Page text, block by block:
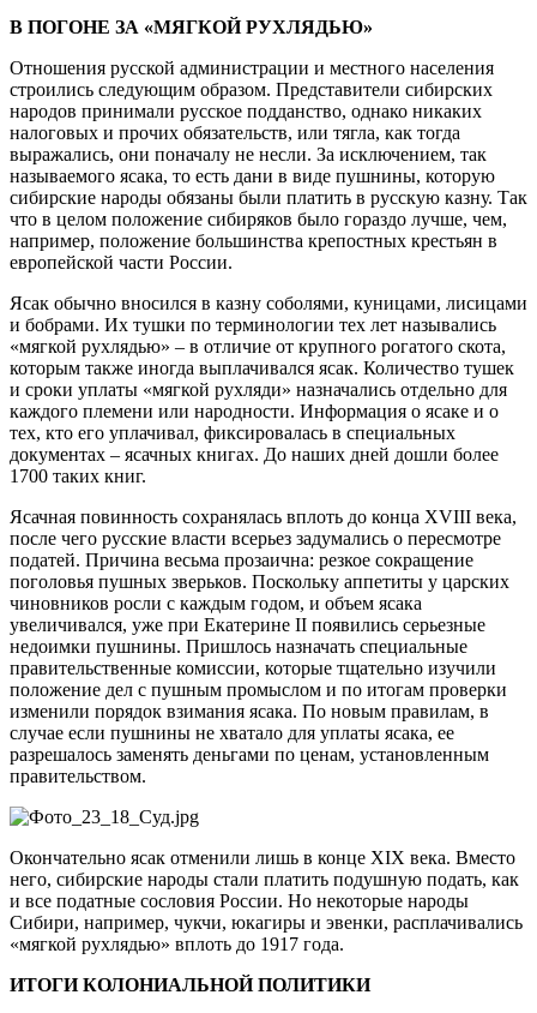
В ПОГОНЕ ЗА «МЯГКОЙ РУХЛЯДЬЮ»
Отношения русской администрации и местного населения
строились следующим образом. Представители сибирских
народов принимали русское подданство, однако никаких
налоговых и прочих обязательств, или тягла, как тогда
выражались, они поначалу не несли. За исключением, так
называемого ясака, то есть дани в виде пушнины, которую
сибирские народы обязаны были платить в русскую казну. Так
что в целом положение сибиряков было гораздо лучше, чем,
например, положение большинства крепостных крестьян в
европейской части России.
Ясак обычно вносился в казну соболями, куницами, лисицами
и бобрами. Их тушки по терминологии тех лет назывались
«мягкой рухлядью» – в отличие от крупного рогатого скота,
которым также иногда выплачивался ясак. Количество тушек
и сроки уплаты «мягкой рухляди» назначались отдельно для
каждого племени или народности. Информация о ясаке и о
тех, кто его уплачивал, фиксировалась в специальных
документах – ясачных книгах. До наших дней дошли более
1700 таких книг.
Ясачная повинность сохранялась вплоть до конца XVIII века,
после чего русские власти всерьез задумались о пересмотре
податей. Причина весьма прозаична: резкое сокращение
поголовья пушных зверьков. Поскольку аппетиты у царских
чиновников росли с каждым годом, и объем ясака
увеличивался, уже при Екатерине II появились серьезные
недоимки пушнины. Пришлось назначать специальные
правительственные комиссии, которые тщательно изучили
положение дел с пушным промыслом и по итогам проверки
изменили порядок взимания ясака. По новым правилам, в
случае если пушнины не хватало для уплаты ясака, ее
разрешалось заменять деньгами по ценам, установленным
правительством.
Окончательно ясак отменили лишь в конце XIX века. Вместо
него, сибирские народы стали платить подушную подать, как
и все податные сословия России. Но некоторые народы
Сибири, например, чукчи, юкагиры и эвенки, расплачивались
«мягкой рухлядью» вплоть до 1917 года.
ИТОГИ КОЛОНИАЛЬНОЙ ПОЛИТИКИ